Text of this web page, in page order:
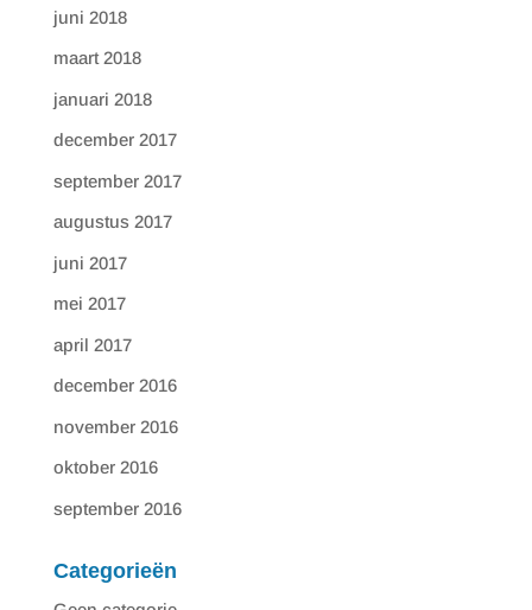
juni 2018
maart 2018
januari 2018
december 2017
september 2017
augustus 2017
juni 2017
mei 2017
april 2017
december 2016
november 2016
oktober 2016
september 2016
Categorieën